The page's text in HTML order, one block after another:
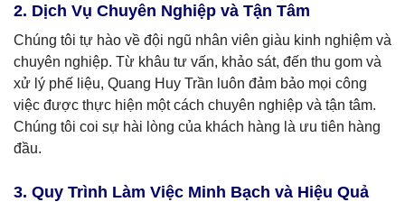
2. Dịch Vụ Chuyên Nghiệp và Tận Tâm
Chúng tôi tự hào về đội ngũ nhân viên giàu kinh nghiệm và
chuyên nghiệp. Từ khâu tư vấn, khảo sát, đến thu gom và
xử lý phế liệu, Quang Huy Trần luôn đảm bảo mọi công
việc được thực hiện một cách chuyên nghiệp và tận tâm.
Chúng tôi coi sự hài lòng của khách hàng là ưu tiên hàng
đầu.
3. Quy Trình Làm Việc Minh Bạch và Hiệu Quả